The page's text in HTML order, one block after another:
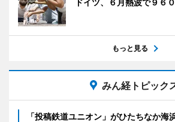
ドイツ、６月熱波で９６
もっと見る
みん経トピック
「投稿鉄道ユニオン」がひたちなか海